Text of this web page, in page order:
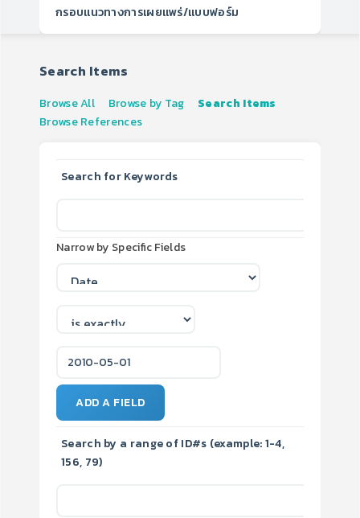
กรอบแนวทางการเผยแพร่/แบบฟอร์ม
Search Items
Browse All Browse by Tag
Search Items
Browse References
Search for Keywords
Narrow by Specific Fields
ADD A FIELD
Search by a range of ID#s (example: 1-4,
156, 79)